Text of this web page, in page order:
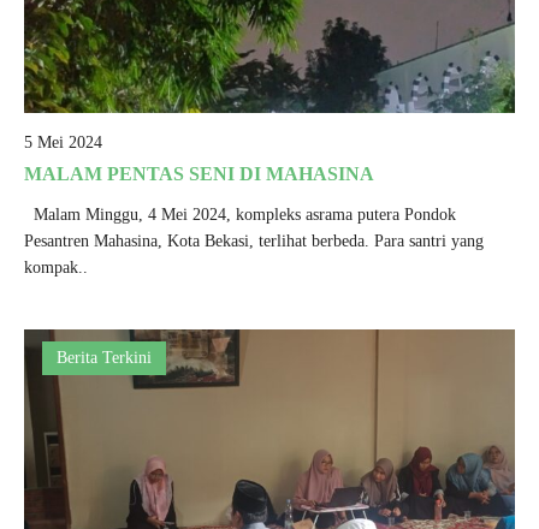
5 Mei 2024
MALAM PENTAS SENI DI MAHASINA
Malam Minggu, 4 Mei 2024, kompleks asrama putera Pondok
Pesantren Mahasina, Kota Bekasi, terlihat berbeda. Para santri yang
kompak..
Berita Terkini